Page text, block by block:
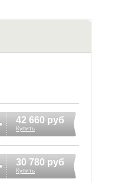
42 660 руб
Купить
30 780 руб
Купить